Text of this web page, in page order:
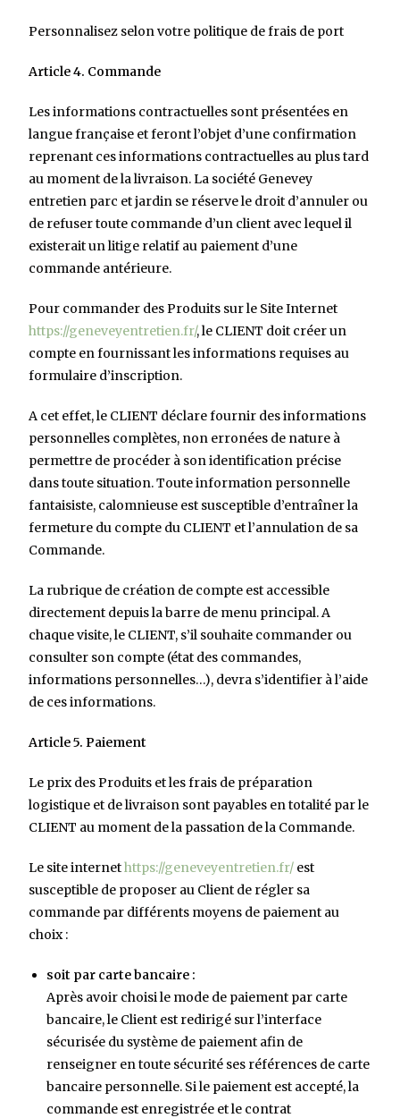
Personnalisez selon votre politique de frais de port
Article 4. Commande
Les informations contractuelles sont présentées en
langue française et feront l’objet d’une confirmation
reprenant ces informations contractuelles au plus tard
au moment de la livraison. La société Genevey
entretien parc et jardin se réserve le droit d’annuler ou
de refuser toute commande d’un client avec lequel il
existerait un litige relatif au paiement d’une
commande antérieure.
Pour commander des Produits sur le Site Internet
https://geneveyentretien.fr/, le CLIENT doit créer un
compte en fournissant les informations requises au
formulaire d’inscription.
A cet effet, le CLIENT déclare fournir des informations
personnelles complètes, non erronées de nature à
permettre de procéder à son identification précise
dans toute situation. Toute information personnelle
fantaisiste, calomnieuse est susceptible d’entraîner la
fermeture du compte du CLIENT et l’annulation de sa
Commande.
La rubrique de création de compte est accessible
directement depuis la barre de menu principal. A
chaque visite, le CLIENT, s’il souhaite commander ou
consulter son compte (état des commandes,
informations personnelles…), devra s’identifier à l’aide
de ces informations.
Article 5. Paiement
Le prix des Produits et les frais de préparation
logistique et de livraison sont payables en totalité par le
CLIENT au moment de la passation de la Commande.
Le site internethttps://geneveyentretien.fr/ est
susceptible de proposer au Client de régler sa
commande par différents moyens de paiement au
choix :
soit par carte bancaire :
Après avoir choisi le mode de paiement par carte
bancaire, le Client est redirigé sur l’interface
sécurisée du système de paiement afin de
renseigner en toute sécurité ses références de carte
bancaire personnelle. Si le paiement est accepté, la
commande est enregistrée et le contrat